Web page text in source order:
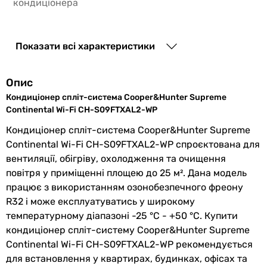
кондиціонера
R-32
Виробництво Китай
зовнішній блок, інструкція з
експлуатації
Потужність та ефективність
Потужність
охолодження
2.7 кВт
Потужність
обігріву
3 кВт
Показати всі характеристики
Опис
Кондиціонер спліт-система Cooper&Hunter Supreme
Continental Wi-Fi CH-S09FTXAL2-WP
Кондиціонер спліт-система Cooper&Hunter Supreme
Continental Wi-Fi CH-S09FTXAL2-WP спроєктована для
вентиляції, обігріву, охолодження та очищення
повітря у приміщенні площею до 25 м². Дана модель
працює з використанням озонобезпечного фреону
R32 і може експлуатуватись у широкому
температурному діапазоні -25 °С - +50 °С. Купити
кондиціонер спліт-систему Cooper&Hunter Supreme
Continental Wi-Fi CH-S09FTXAL2-WP рекомендується
для встановлення у квартирах, будинках, офісах та